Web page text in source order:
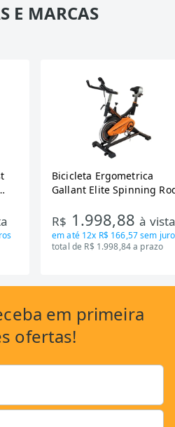
E MARCAS
Bicicleta Ergometrica
Gallant Elite Spinning
Mecanica GSB13HBTA-PT
R$ 1.998,88à
em até 12x R$ 166,57sem
total de R$ 1.998,84 a prazo
em primeira
ofertas!